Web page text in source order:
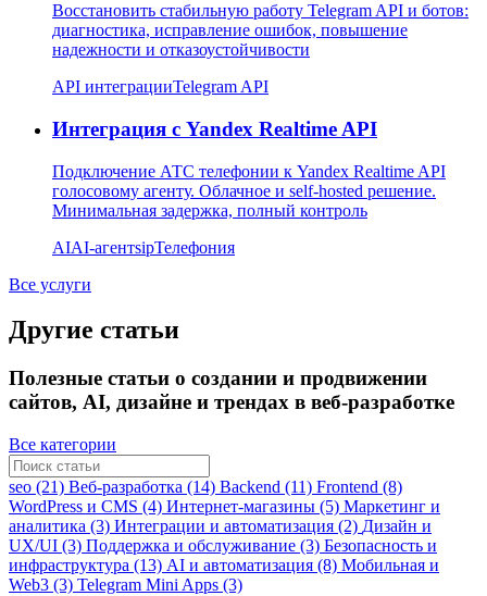
Восстановить стабильную работу Telegram API и ботов:
диагностика, исправление ошибок, повышение
надежности и отказоустойчивости
API интеграцииTelegram API
Интеграция с Yandex Realtime API
Подключение АТС телефонии к Yandex Realtime API
голосовому агенту. Облачное и self-hosted решение.
Минимальная задержка, полный контроль
AIAI-агентsipТелефония
Все услуги
Другие статьи
Полезные статьи о создании и продвижении
сайтов, AI, дизайне и трендах в веб-разработке
Все категории
seo (21) Веб-разработка (14) Backend (11) Frontend (8)
WordPress и CMS (4) Интернет-магазины (5) Маркетинг и
аналитика (3) Интеграции и автоматизация (2) Дизайн и
UX/UI (3) Поддержка и обслуживание (3) Безопасность и
инфраструктура (13) AI и автоматизация (8) Мобильная и
Web3 (3) Telegram Mini Apps (3)